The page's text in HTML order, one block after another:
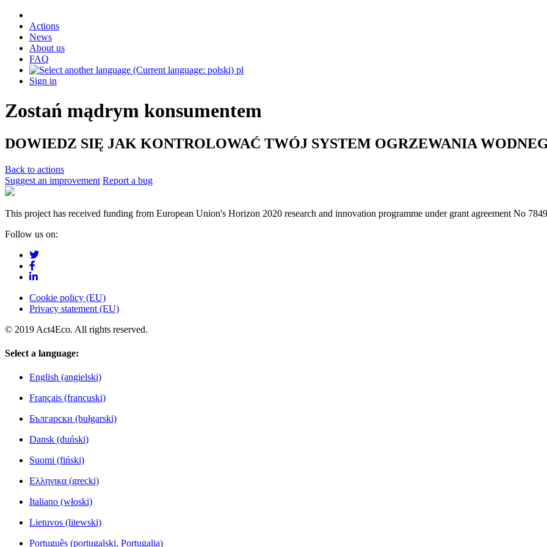
Actions
News
About us
FAQ
pl
Sign in
Zostań mądrym konsumentem
DOWIEDZ SIĘ JAK KONTROLOWAĆ TWÓJ SYSTEM OGRZEWANIA
Back to actions
Suggest an improvement Report a bug
This project has received funding from European Union's Horizon 2020 research and innovation programme under grant agreement No
Follow us on:
Cookie policy (EU)
Privacy statement (EU)
© 2019 Act4Eco. All rights reserved.
Select a language:
English (angielski)
Français (francuski)
Български (bułgarski)
Dansk (duński)
Suomi (fiński)
Ελληνικα (grecki)
Italiano (włoski)
Lietuvos (litewski)
Português (portugalski, Portugalia)